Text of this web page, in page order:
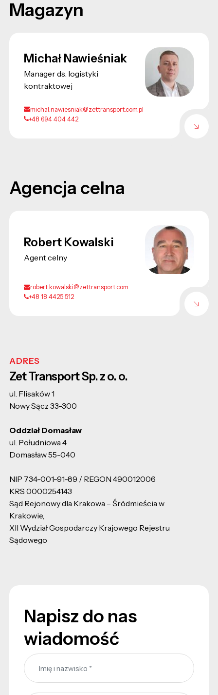
Magazyn
Michał Nawieśniak
Manager ds. logistyki
kontraktowej
michal.nawiesniak@zettransport.com.pl
+48 694 404 442
Agencja celna
Robert Kowalski
Agent celny
robert.kowalski@zettransport.com
+48 18 4425 512
ADRES
Zet Transport Sp. z o. o.
ul. Flisaków 1
Nowy Sącz 33-300
Oddział Domasław
ul. Południowa 4
Domasław 55-040
NIP 734-001-91-89 / REGON 490012006
KRS 0000254143
Sąd Rejonowy dla Krakowa – Śródmieścia w
Krakowie,
XII Wydział Gospodarczy Krajowego Rejestru
Sądowego
Napisz do nas
wiadomość